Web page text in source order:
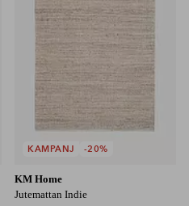
KM Home
Jutemattan Indie
KAMPANJ -20%